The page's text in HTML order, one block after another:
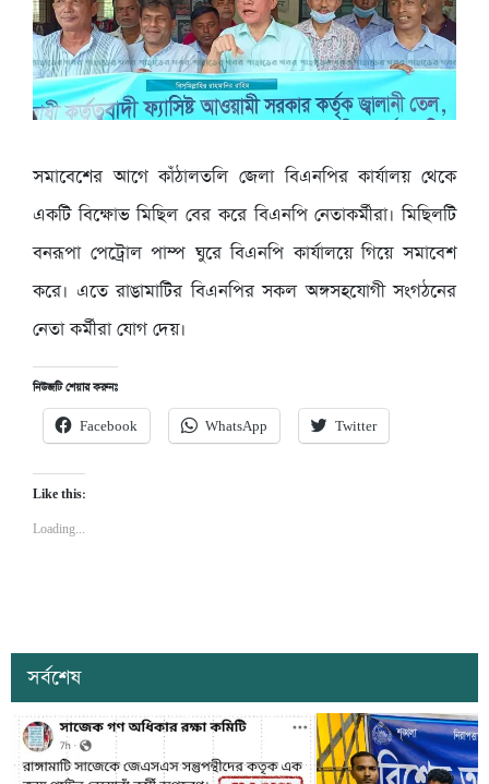
সমাবেশের আগে কাঁঠালতলি জেলা বিএনপির কার্যালয় থেকে
একটি বিক্ষোভ মিছিল বের করে বিএনপি নেতাকর্মীরা। মিছিলটি
বনরূপা পেট্রোল পাম্প ঘুরে বিএনপি কার্যালয়ে গিয়ে সমাবেশ
করে। এতে রাঙামাটির বিএনপির সকল অঙ্গসহযোগী সংগঠনের
নেতা কর্মীরা যোগ দেয়।
নিউজটি শেয়ার করুনঃ
Facebook WhatsApp Twitter
Like this:
Loading...
সর্বশেষ